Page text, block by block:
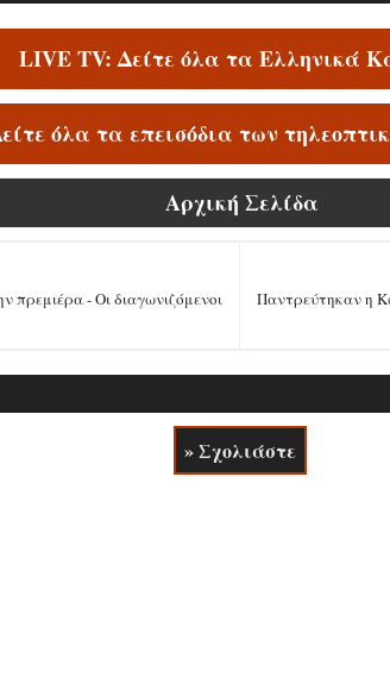
LIVE TV: Δείτε όλα τα Ελληνικά
όλα τα επεισόδια των
Αρχική Σελίδα
Παντρεύτηκαν η
πρεμιέρα - Οι διαγωνιζόμενοι
» Σχολιάστε